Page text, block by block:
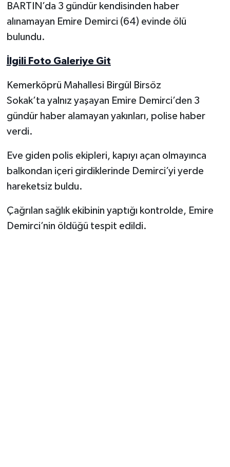
BARTIN’da 3 gündür kendisinden haber
alınamayan Emire Demirci (64) evinde ölü
bulundu.
İlgili Foto Galeriye Git
Kemerköprü Mahallesi Birgül Birsöz
Sokak’ta yalnız yaşayan Emire Demirci’den 3
gündür haber alamayan yakınları, polise haber
verdi.
Eve giden polis ekipleri, kapıyı açan olmayınca
balkondan içeri girdiklerinde Demirci’yi yerde
hareketsiz buldu.
Çağrılan sağlık ekibinin yaptığı kontrolde, Emire
Demirci’nin öldüğü tespit edildi.
Turizm
Yaşam
Yerel Yönetimler
DÜNYA